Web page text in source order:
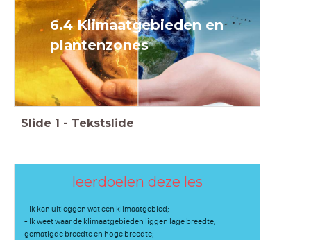
6.4 Klimaatgebieden en
plantenzones
Slide 1 - Tekstslide
leerdoelen deze les
- Ik kan uitleggen wat een klimaatgebied;
- Ik weet waar de klimaatgebieden liggen lage breedte,
gematigde breedte en hoge breedte;